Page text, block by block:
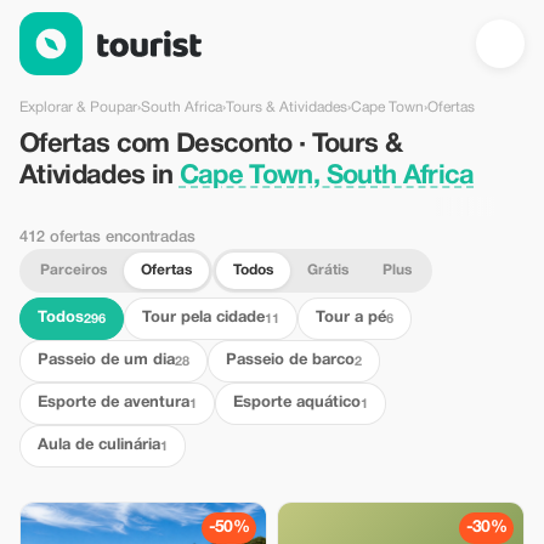
Ofertas com Desconto · Tours & Atividades in Cape Town,
Explorar & Poupar›South Africa›Tours & Atividades›Cape Town›Ofertas
Ofertas com Desconto · Tours &
Atividades in Cape Town, South Africa
412 ofertas encontradas
Parceiros Ofertas Todos Grátis Plus
Todos296 Tour pela cidade11 Tour a pé6
Passeio de um dia28 Passeio de barco2
Esporte de aventura1 Esporte aquático1
Aula de culinária1
-50% -30%